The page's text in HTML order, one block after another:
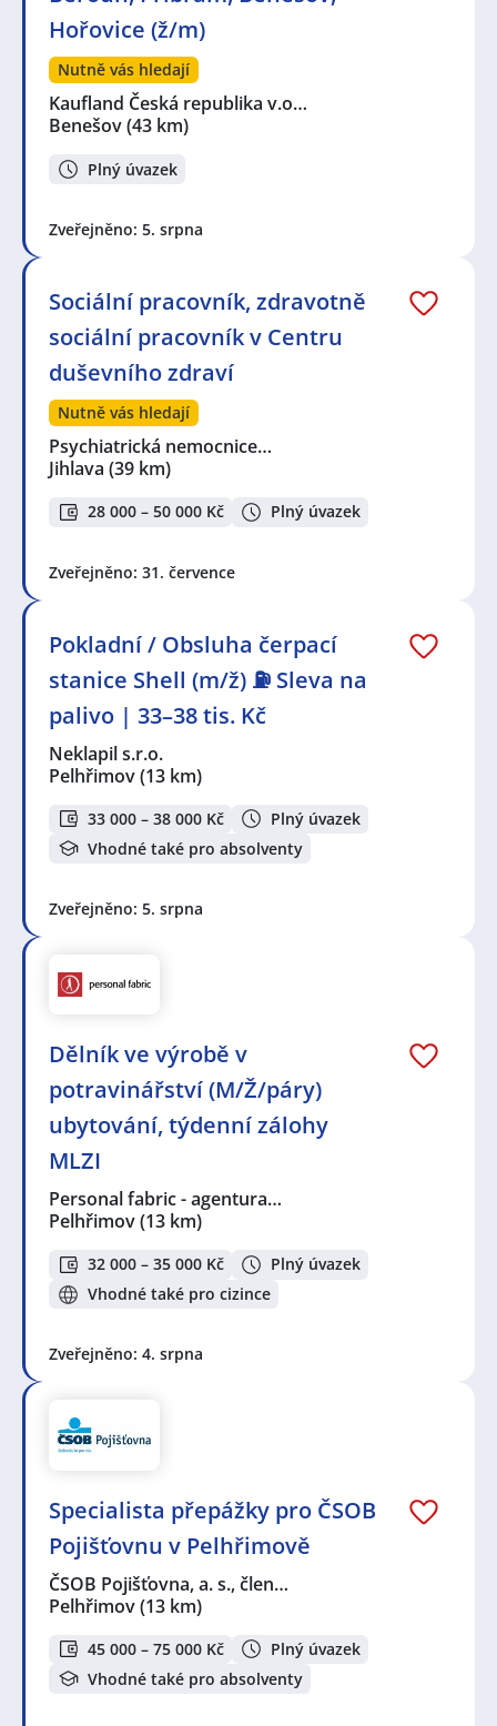
Hořovice (ž/m)
Nutně vás hledají
Kaufland Česká republika v.o…
Benešov(43 km)
Plný úvazek
Zveřejněno: 5. srpna
Sociální pracovník, zdravotně
sociální pracovník v Centru
duševního zdraví
Nutně vás hledají
Psychiatrická nemocnice…
Jihlava (39 km)
28 000 – 50 000 Kč Plný úvazek
Zveřejněno: 31. července
Pokladní / Obsluha čerpací
stanice Shell (m/ž) ⛽ Sleva na
palivo | 33–38 tis. Kč
Neklapil s.r.o.
Pelhřimov(13 km)
33 000 – 38 000 Kč
Plný úvazek
Vhodné také pro absolventy
Zveřejněno: 5. srpna
Dělník ve výrobě v
potravinářství (M/Ž/páry)
ubytování, týdenní zálohy
MLZI
Personal fabric - agentura…
Pelhřimov(13 km)
32 000 – 35 000 Kč
Plný úvazek
Vhodné také pro cizince
Zveřejněno: 4. srpna
Specialista přepážky pro ČSOB
Pojišťovnu v Pelhřimově
ČSOB Pojišťovna, a. s., člen…
Pelhřimov(13 km)
45 000 – 75 000 Kč
Plný úvazek
Vhodné také pro absolventy